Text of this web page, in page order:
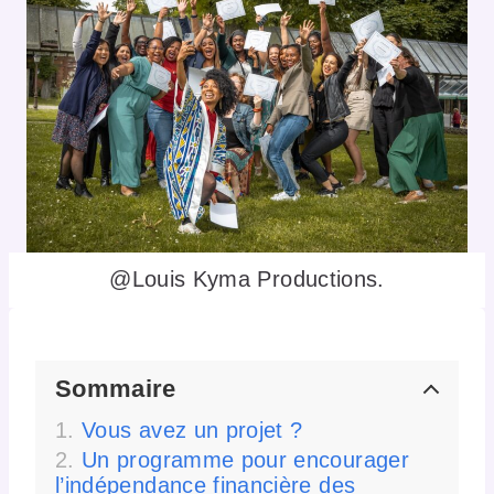
@Louis Kyma Productions.
Sommaire
Vous avez un projet ?
Un programme pour encourager
l’indépendance financière des